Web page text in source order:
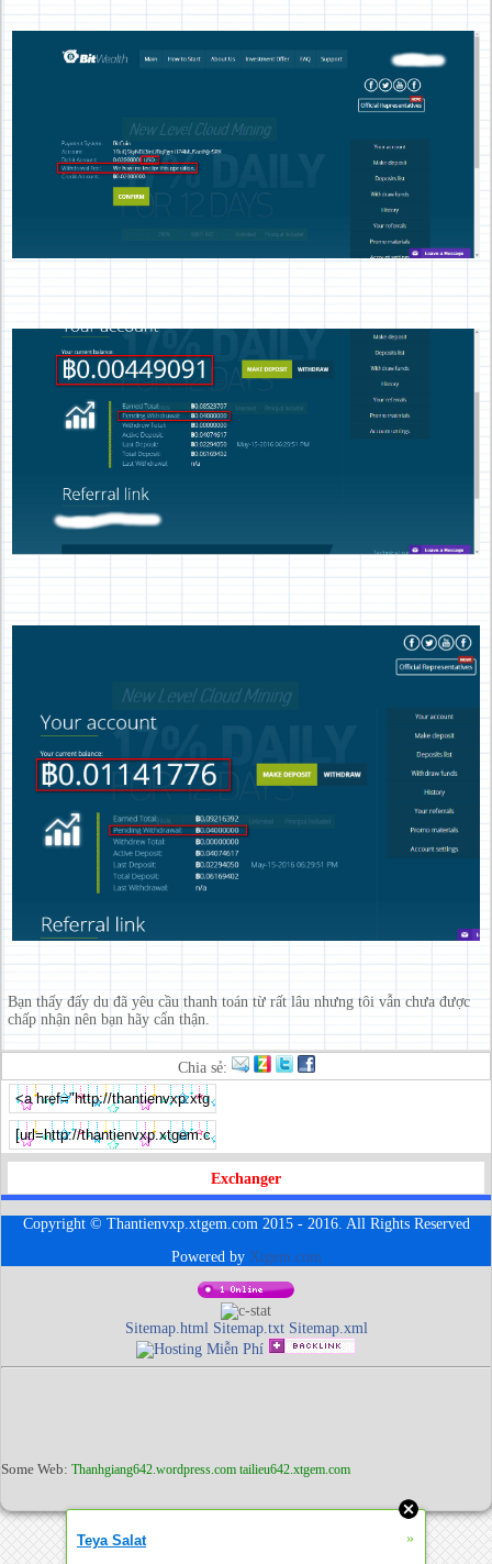
Bạn thấy đấy du đã yêu cầu thanh toán từ rất lâu nhưng tôi vẫn chưa được
chấp nhận nên bạn hãy cẩn thận.
Chia sẻ:
Exchanger
Copyright © Thantienvxp.xtgem.com 2015 - 2016. All Rights Reserved
Powered by Xtgem.com
Sitemap.html Sitemap.txt Sitemap.xml
Some Web: Thanhgiang642.wordpress.com tailieu642.xtgem.com
Teya Salat »